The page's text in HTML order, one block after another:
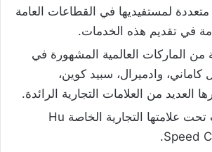
لمستفيديها في القطاعات العامة
في تقديم هذه الخدمات.
من الماركات العالمية المشهورة في
كاماني، وادميرال، سبيد كوين،
العديد من العلامات التجارية الرائدة.
إطلاق منتجات تحت علامتها التجارية الخاصة Hu